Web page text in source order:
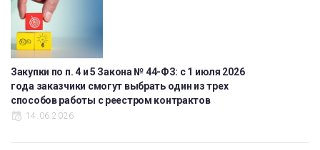
Закупки по п. 4 и 5 Закона № 44-ФЗ: с 1 июля 2026
года заказчики смогут выбрать один из трех
способов работы с реестром контрактов
14.06.2026